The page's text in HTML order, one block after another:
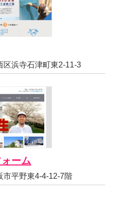
区浜寺石津町東2-11-3
ーム
市平野東4-4-12-7階